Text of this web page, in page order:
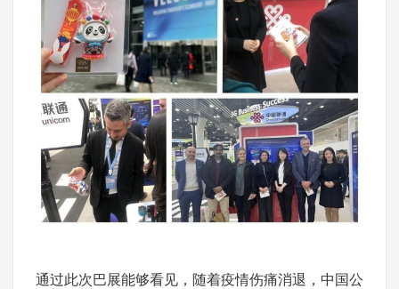
通过此次巴展能够看见，随着疫情伤痛消退，中国公